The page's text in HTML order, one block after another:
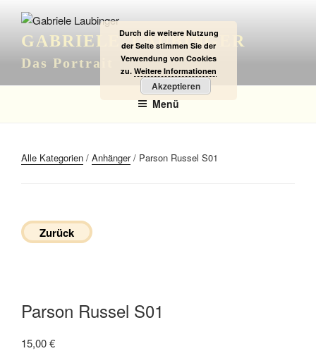
Inhalt
springenGABRIELE LAUBINGER
Das Portrait
Menü
Alle Kategorien / Anhänger/ Parson Russel S01
Zurück
Parson Russel S01
15,00€
Durch die weitere Nutzung
der Seite stimmen Sie der
Verwendung von Cookies
zu. Weitere Informationen
Akzeptieren